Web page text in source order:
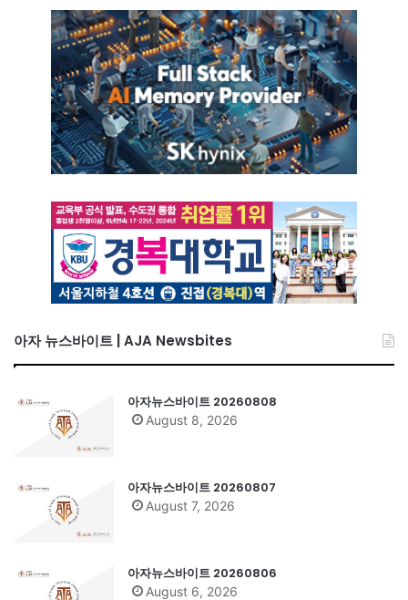
아자 뉴스바이트 | AJA Newsbites
아자뉴스바이트 20260808
August 8, 2026
아자뉴스바이트 20260807
August 7, 2026
아자뉴스바이트 20260806
August 6, 2026